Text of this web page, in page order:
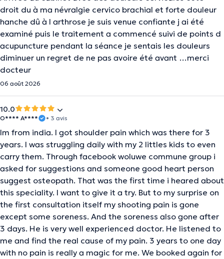
droit du à ma névralgie cervico brachial et forte douleur
hanche dû à l arthrose je suis venue confiante j ai été
examiné puis le traitement a commencé suivi de points d
acupuncture pendant la séance je sentais les douleurs
diminuer un regret de ne pas avoire été avant …merci
docteur
06 août 2026
10.0
O**** A**** • 3 avis
Im from india. I got shoulder pain which was there for 3
years. I was struggling daily with my 2 littles kids to even
carry them. Through facebook woluwe commune group i
asked for suggestions and someone good heart person
suggest osteopath. That was the first time i heared about
this speciality. I want to give it a try. But to my surprise on
the first consultation itself my shooting pain is gone
except some soreness. And the soreness also gone after
3 days. He is very well experienced doctor. He listened to
me and find the real cause of my pain. 3 years to one day
with no pain is really a magic for me. We booked again for